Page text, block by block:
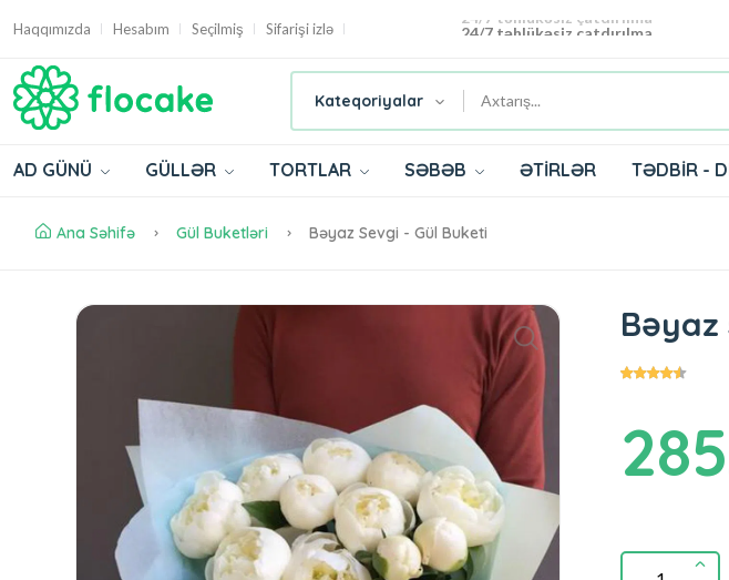
Haqqımızda Hesabım Seçilmiş Sifarişi izlə 24/7 təhlükəsiz çatdırılma
Kateqoriyalar
AD GÜNÜ GÜLLƏR TORTLAR SƏBƏB ƏTİRLƏR TƏDBİR -
Ana Səhifə Gül Buketləri Bəyaz Sevgi - Gül Buketi